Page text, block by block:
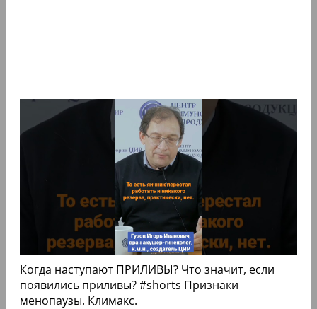
Когда наступают ПРИЛИВЫ? Что значит, если
появились приливы? #shorts Признаки
менопаузы. Климакс.